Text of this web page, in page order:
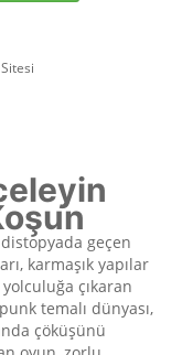
geçen
karmaşık yapılar
çıkaran
temalı dünyası,
çöküşünü